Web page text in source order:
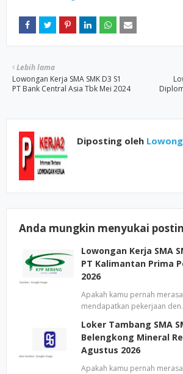
Lebih lama
Lowongan Kerja SMA SMK D3 S1
PT Bank Central Asia Tbk Mei 2024
Diposting oleh
Anda mungkin menyukai
Lowongan Kerja SMA
PT Kalimantan Prima
2026
Apakah kamu pernah
mendapatkan pekerjaan
Loker Tambang SMA
Belengkong Mineral
Agustus 2026
Apakah kamu pernah